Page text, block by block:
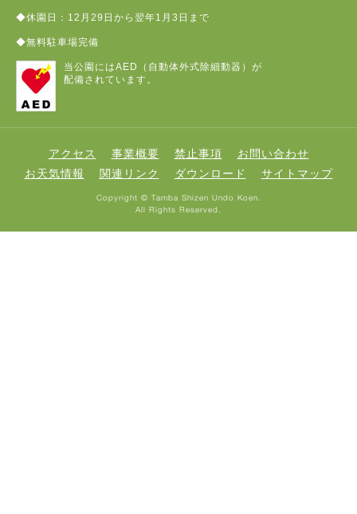
◆休園日：12月29日から翌年1月3日まで
◆無料駐車場完備
当公園にはAED（自動体外式除細動器）が
配備されています。
アクセス 事業概要 禁止事項
お問い合わせ
お天気情報
関連リンク ダウンロード サイトマップ
Copyright © Tamba Shizen Undo Koen.
All Rights Reserved.